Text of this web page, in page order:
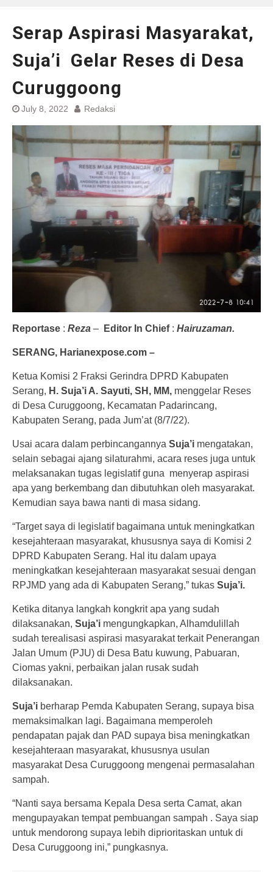
Serap Aspirasi Masyarakat,
Suja’i Gelar Reses di Desa
Curuggoong
July 8, 2022 Redaksi
Reportase : Reza – Editor In Chief: Hairuzaman.
SERANG, Harianexpose.com –
Ketua Komisi 2 Fraksi Gerindra DPRD Kabupaten
Serang, H. Suja’i A. Sayuti, SH, MM, menggelar Reses
di Desa Curuggoong, Kecamatan Padarincang,
Kabupaten Serang, pada Jum’at (8/7/22).
Usai acara dalam perbincangannya Suja’i mengatakan,
selain sebagai ajang silaturahmi, acara reses juga untuk
melaksanakan tugas legislatif guna menyerap aspirasi
apa yang berkembang dan dibutuhkan oleh masyarakat.
Kemudian saya bawa nanti di masa sidang.
“Target saya di legislatif bagaimana untuk meningkatkan
kesejahteraan masyarakat, khususnya saya di Komisi 2
DPRD Kabupaten Serang. Hal itu dalam upaya
meningkatkan kesejahteraan masyarakat sesuai dengan
RPJMD yang ada di Kabupaten Serang,” tukas Suja’i.
Ketika ditanya langkah kongkrit apa yang sudah
dilaksanakan, Suja’i mengungkapkan, Alhamdulillah
sudah terealisasi aspirasi masyarakat terkait Penerangan
Jalan Umum (PJU) di Desa Batu kuwung, Pabuaran,
Ciomas yakni, perbaikan jalan rusak sudah
dilaksanakan.
Suja’i berharap Pemda Kabupaten Serang, supaya bisa
memaksimalkan lagi. Bagaimana memperoleh
pendapatan pajak dan PAD supaya bisa meningkatkan
kesejahteraan masyarakat, khususnya usulan
masyarakat Desa Curuggoong mengenai permasalahan
sampah.
“Nanti saya bersama Kepala Desa serta Camat, akan
mengupayakan tempat pembuangan sampah . Saya siap
untuk mendorong supaya lebih diprioritaskan untuk di
Desa Curuggoong ini,” pungkasnya.